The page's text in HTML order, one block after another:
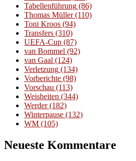
Tabellenführung (86)
Thomas Müller(110)
Toni Kroos (94)
Transfers (310)
UEFA-Cup (87)
van Bommel (92)
van Gaal (124)
Verletzung (134)
Vorberichte (98)
Vorschau (113)
Weisheiten (344)
Werder(182)
Winterpause (132)
WM (105)
Neueste Kommentare